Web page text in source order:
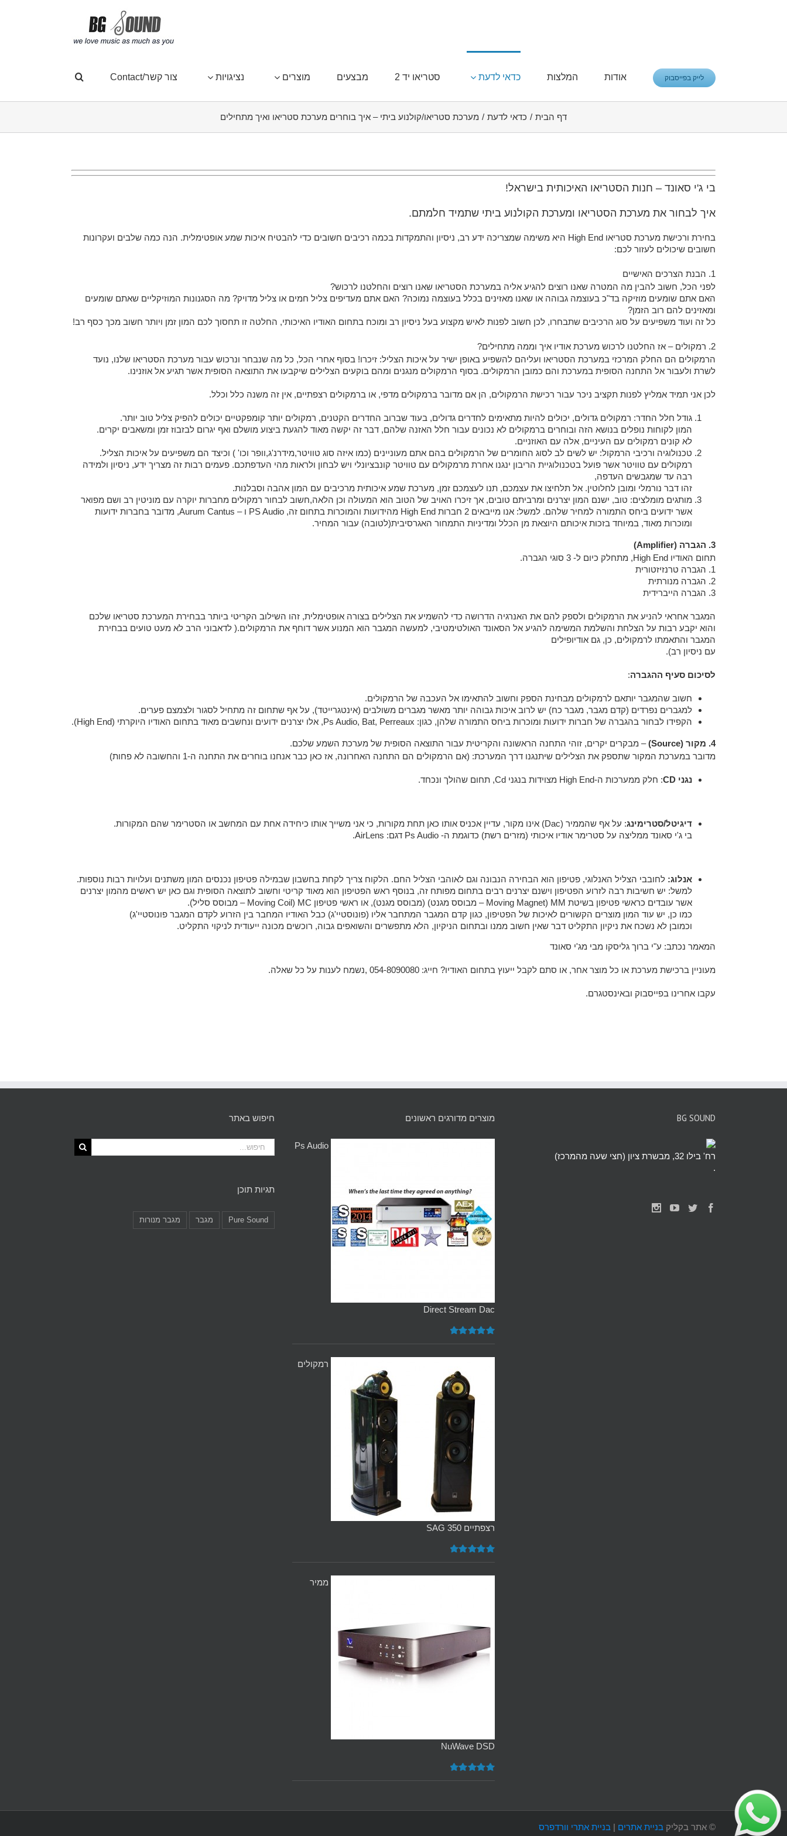
לייק בפייסבוק אודות המלצות כדאי לדעת סטריאו יד 2 מבצעים מוצרים נציגויות צור קשר/Contact
דף הבית / כדאי לדעת / מערכת סטריאו/קולנוע ביתי – איך בוחרים מערכת סטריאו ואיך מתחילים
בי ג'י סאונד – חנות הסטריאו האיכותית בישראל!
איך לבחור את מערכת הסטריאו ומערכת הקולנוע ביתי שתמיד חלמתם.
בחירת ורכישת מערכת סטריאו High End היא משימה שמצריכה ידע רב, ניסיון והתמקדות בכמה רכיבים חשובים כדי להבטיח איכות שמע אופטימלית. הנה כמה שלבים ועקרונות
חשובים שיכולים לעזור לכם:
1. הבנת הצרכים האישיים
לפני הכל, חשוב להבין מה המטרה שאנו רוצים להגיע אליה במערכת הסטריאו שאנו רוצים והחלטנו לרכוש?
האם אתם שומעים מוזיקה בד"כ בעוצמה גבוהה או שאנו מאזינים בכלל בעוצמה נמוכה? האם אתם מעדיפים צליל חמים או צליל מדויק? מה הסגנונות המוזיקליים שאתם שומעים
ומאזינים להם רוב הזמן?
כל זה ועוד משפיעים על סוג הרכיבים שתבחרו, לכן חשוב לפנות לאיש מקצוע בעל ניסיון רב ומוכח בתחום האודיו האיכותי, החלטה זו תחסוך לכם המון זמן ויותר חשוב מכך כסף רב!
2. רמקולים – אז החלטנו לרכוש מערכת אודיו איך וממה מתחילים?
הרמקולים הם החלק המרכזי במערכת הסטריאו ועליהם להשפיע באופן ישיר על איכות הצליל: זיכרו! בסוף אחרי הכל, כל מה שנבחר ונרכוש עבור מערכת הסטריאו שלנו, נועד
לשרת ולעבור אל התחנה הסופית במערכת והם כמובן הרמקולים. בסוף הרמקולים מנגנים ומהם בוקעים הצלילים שיקבעו את התוצאה הסופית אשר תגיע אל אוזנינו.
לכן אני תמיד אמליץ לפנות תקציב ניכר עבור רכישת הרמקולים, הן אם מדובר ברמקולים מדפי, או ברמקולים רצפתיים, אין זה משנה כלל וכלל.
גודל חלל החדר: רמקולים גדולים, יכולים להיות מתאימים לחדרים גדולים, בעוד שברוב החדרים הקטנים, רמקולים יותר קומפקטיים יכולים להפיק צליל טוב יותר.
המון לקוחות נופלים בנושא הזה ובוחרים ברמקולים לא נכונים עבור חלל האזנה שלהם, דבר זה יקשה מאוד להגעת ביצוע מושלם ואף יגרום לבזבוז זמן ומשאבים יקרים.
לא קונים רמקולים עם העיניים, אלה עם האוזניים.
טכנולוגיה ורכיבי הרמקול: יש לשים לב לסוג החומרים של הרמקולים בהם אתם מעוניינים (כמו איזה סוג טוויטר,מידרנ'ג,וופר וכו' ) וכיצד הם משפיעים על איכות הצליל.
רמקולים עם טוויטר אשר פועל בטכנולוגיית הריבון ינגנו אחרת מרמקולים עם טוויטר קונבציונלי ויש לבחון ולראות מהי העדפתכם. פעמים רבות זה מצריך ידע, ניסיון ולמידה
רבה עד שמגבשים העדפה,
זהו דבר נורמלי ומובן לחלוטין. אל תלחיצו את עצמכם, תנו לעצמכם זמן, מערכת שמע איכותית מרכיבים עם המון אהבה וסבלנות.
מותגים מומלצים: טוב, ישנם המון יצרנים ומרביתם טובים, אך זיכרו האויב של הטוב הוא המעולה וכן הלאה,חשוב לבחור רמקולים מחברות יוקרה עם מוניטין רב ושם מפואר
אשר ידועים ביחס התמורה למחיר שלהם. למשל: אנו מייבאים 2 חברות High End מהידועות והמוכרות בתחום זה, PS Audio ו – Aurum Cantus, מדובר בחברות ידועות
ומוכרות מאוד, במיוחד בזכות איכותם היוצאת מן הכלל ומדיניות התמחור האגרסיבית(לטובה) עבור המחיר.
3. הגברה (Amplifier)
תחום האודיו High End, מתחלק כיום ל- 3 סוגי הגברה.
1. הגברה טרנזיזטורית
2. הגברה מנורתית
3. הגברה הייברידית
המגבר אחראי להניע את הרמקולים ולספק להם את האנרגיה הדרושה כדי להשמיע את הצלילים בצורה אופטימלית, זהו השילוב הקריטי ביותר בבחירת המערכת סטריאו שלכם
והוא יקבע רבות על הצלחת והשלמת המשימה להגיע אל הסאונד האולטימטיבי, למעשה המגבר הוא המנוע אשר דוחף את הרמקולים.( לדאבוני הרב לא מעט טועים בבחירת
המגבר והתאמתו לרמקולים, כן, גם אודיופילים
עם ניסיון רב).
לסיכום סעיף ההגברה:
חשוב שהמגבר יותאם לרמקולים מבחינת הספק וחשוב להתאימו אל העכבה של הרמקולים.
למגברים נפרדים (קדם מגבר, מגבר כח) יש לרוב איכות גבוהה יותר מאשר מגברים משולבים (אינטגרייטד), על אף שתחום זה מתחיל לסגור ולצמצם פערים.
הקפידו לבחור בהגברה של חברות ידועות ומוכרות ביחס התמורה שלהן, כגון: Ps Audio, Bat, Perreaux, אלו יצרנים ידועים ונחשבים מאוד בתחום האודיו היוקרתי (High End).
4. מקור (Source)
– מבקרים יקרים, זוהי התחנה הראשונה והקריטית עבור התוצאה הסופית של מערכת השמע שלכם.
מדובר במערכת המקור שתספק את הצלילים שיתנגנו דרך המערכת: (אם הרמקולים הם התחנה האחרונה, אז כאן כבר אנחנו בוחרים את התחנה ה-1 והחשובה לא פחות)
נגני CD : חלק ממערכות ה-High End מצוידות בנגני Cd, תחום שהולך ונכחד.
דיגיטל/סטרימינג: על אף שהממיר (Dac) אינו מקור, עדיין אכניס אותו כאן תחת מקורות, כי אני משייך אותו כיחידה אחת עם המחשב או הסטרימר שהם המקורות.
בי ג'י סאונד ממליצה על סטרימר אודיו איכותי (מזרים רשת) כדוגמת ה- Ps Audio דגם:
AirLens
.
אנלוג: לחובבי הצליל האנלוגי, פטיפון הוא הבחירה הנבונה וגם לאוהבי הצליל החם. הלקוח צריך לקחת בחשבון שבמילה פטיפון נכנסים המון משתנים ועלויות רבות נוספות.
למשל: יש חשיבות רבה לזרוע הפטיפון וישנם יצרנים רבים בתחום מפותח זה, בנוסף ראש הפטיפון הוא מאוד קריטי וחשוב לתוצאה הסופית וגם כאן יש ראשים מהמון יצרנים
אשר עובדים כראשי פטיפון בשיטת MM (Moving Magnet – מבוסס מגנט) (מבוסס מגנט), או ראשי פטיפון MC (Moving Coil – מבוסס סליל).
כמו כן, יש עוד המון מוצרים הקשורים לאיכות של הפטיפון, כגון קדם המגבר המתחבר אליו (פונוסטיי'ג) כבל האודיו המחבר בין הזרוע לקדם המגבר פונוסטיי'ג)
וכמובן לא נשכח את ניקיון התקליט דבר שאין חשוב ממנו ובתחום הניקיון, הלא מתפשרים והשואפים גבוה, רוכשים מכונה ייעודית לניקוי התקליט.
המאמר נכתב: ע"י ברוך גליסקו מבי מג'י סאונד
מעוניין ברכישת מערכת או כל מוצר אחר, או סתם לקבל ייעוץ בתחום האודיו? חייג: 054-8090080 ,נשמח לענות על כל שאלה.
עקבו אחרינו בפייסבוק ובאינסטגרם.
BG SOUND
רח' בילו 32, מבשרת ציון (חצי שעה מהמרכז)
.
מוצרים מדורגים ראשונים
Ps Audio
Direct Stream Dac
דורג5.00
רמקולים
רצפתיים SAG 350
דורג5.00
ממיר
NuWave DSD
דורג5.00
חיפוש באתר
תגיות תוכן
Pure Sound מגבר מגבר מנורות
© אתר בקליק בניית אתרים | בניית אתרי וורדפרס